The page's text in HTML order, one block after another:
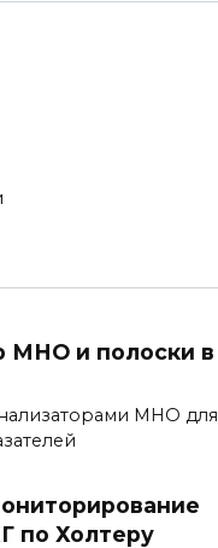
МНО и полоски в
МНО для
по Холтеру